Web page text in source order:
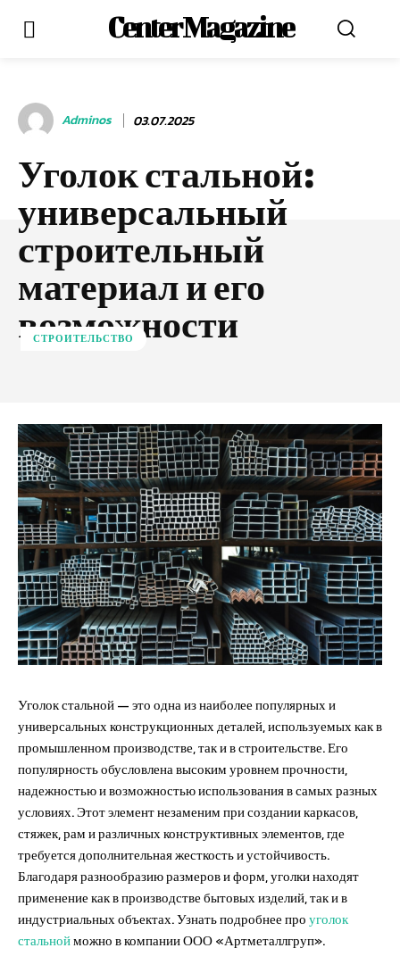
Center Magazine
Adminos 03.07.2025
Уголок стальной:
универсальный
строительный
материал и его
возможности
СТРОИТЕЛЬСТВО
Уголок стальной — это одна из наиболее популярных и
универсальных конструкционных деталей, используемых как в
промышленном производстве, так и в строительстве. Его
популярность обусловлена высоким уровнем прочности,
надежностью и возможностью использования в самых разных
условиях. Этот элемент незаменим при создании каркасов,
стяжек, рам и различных конструктивных элементов, где
требуется дополнительная жесткость и устойчивость.
Благодаря разнообразию размеров и форм, уголки находят
применение как в производстве бытовых изделий, так и в
индустриальных объектах. Узнать подробнее проуголок
стальнойможно в компании ООО «Артметаллгруп».